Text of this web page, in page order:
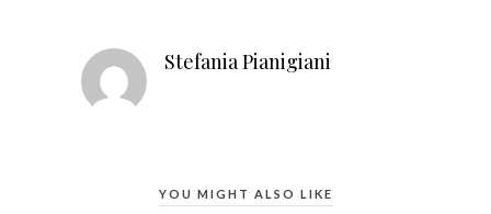
Stefania Pianigiani
YOU MIGHT ALSO LIKE